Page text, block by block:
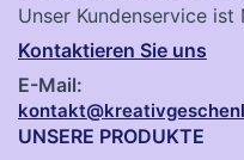
Unser Kundenservice ist
Kontaktieren Sie uns
E-Mail:
UNSERE PRODUKTE